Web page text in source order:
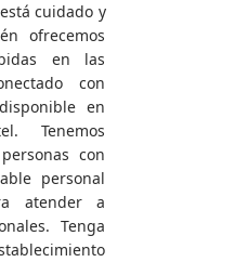
cuidado y
ofrecemos
en las
con
en
Tenemos
con
personal
atender a
Tenga